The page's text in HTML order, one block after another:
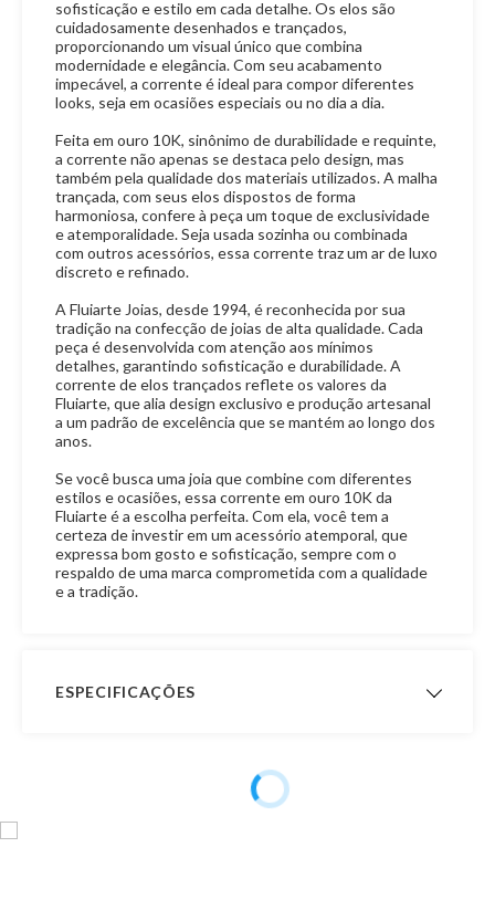
sofisticação e estilo em cada detalhe. Os elos são
cuidadosamente desenhados e trançados,
proporcionando um visual único que combina
modernidade e elegância. Com seu acabamento
impecável, a corrente é ideal para compor diferentes
looks, seja em ocasiões especiais ou no dia a dia.
Feita em ouro 10K, sinônimo de durabilidade e requinte,
a corrente não apenas se destaca pelo design, mas
também pela qualidade dos materiais utilizados. A malha
trançada, com seus elos dispostos de forma
harmoniosa, confere à peça um toque de exclusividade
e atemporalidade. Seja usada sozinha ou combinada
com outros acessórios, essa corrente traz um ar de luxo
discreto e refinado.
A Fluiarte Joias, desde 1994, é reconhecida por sua
tradição na confecção de joias de alta qualidade. Cada
peça é desenvolvida com atenção aos mínimos
detalhes, garantindo sofisticação e durabilidade. A
corrente de elos trançados reflete os valores da
Fluiarte, que alia design exclusivo e produção artesanal
a um padrão de excelência que se mantém ao longo dos
anos.
Se você busca uma joia que combine com diferentes
estilos e ocasiões, essa corrente em ouro 10K da
Fluiarte é a escolha perfeita. Com ela, você tem a
certeza de investir em um acessório atemporal, que
expressa bom gosto e sofisticação, sempre com o
respaldo de uma marca comprometida com a qualidade
e a tradição.
ESPECIFICAÇÕES
comprimento: 22,0 gramas
- Peso com 45,0 cm de
comprimento: 24,7 gramas